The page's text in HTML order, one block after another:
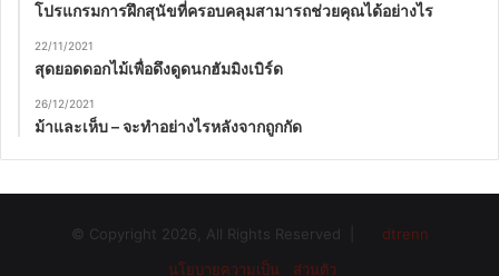
โปรแกรมการฝึกสุนัขที่ครอบคลุมสามารถช่วยคุณได้อย่างไร
22/11/2021
สุดยอดดอกไม้เพื่อดึงดูดนกฮัมมิงเบิร์ด
26/12/2021
ม้าและเห็บ – จะทำอย่างไรหลังจากถูกกัด
© Copyright 2026, All Rights Reserved |
dtrenn
นโยบายความเป็น ส่วนตัว